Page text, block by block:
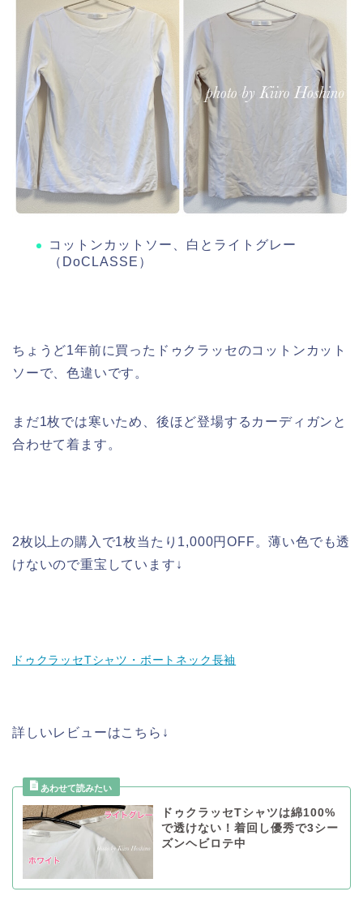
コットンカットソー、白とライトグレー
（DoCLASSE）
ちょうど1年前に買ったドゥクラッセのコットンカット
ソーで、色違いです。
まだ1枚では寒いため、後ほど登場するカーディガンと
合わせて着ます。
2枚以上の購入で1枚当たり1,000円OFF。薄い色でも透
けないので重宝しています↓
ドゥクラッセTシャツ・ボートネック長袖
詳しいレビューはこちら↓
ドゥクラッセTシャツは綿100%
で透けない！着回し優秀で3シー
ズンヘビロテ中